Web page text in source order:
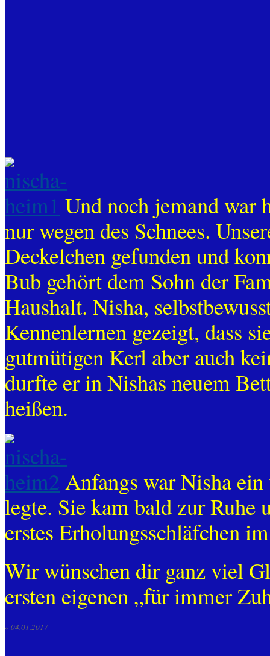
Und noch jemand war
nur wegen des Schnees.
Deckelchen gefunden und
Bub gehört dem Sohn der
Haushalt. Nisha,
Kennenlernen gezeigt, dass
gutmütigen Kerl aber auch
durfte er in Nishas neuem
heißen.
Anfangs war Nisha
legte. Sie kam bald zur Ruhe
erstes Erholungsschläfchen
Wir wünschen dir ganz viel
ersten eigenen „für immer
« 04.01.2017